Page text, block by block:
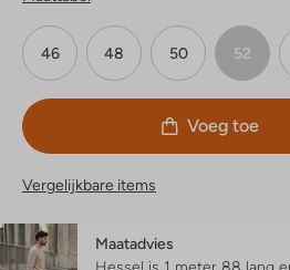
46 48 50 52
Voeg toe
Vergelijkbare items
Maatadvies